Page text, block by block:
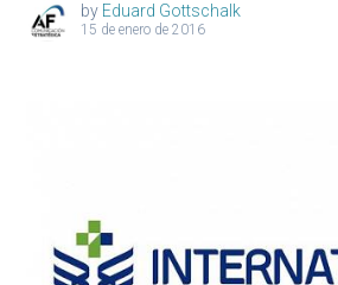
by Eduard Gottschalk
15 de enero de 2016